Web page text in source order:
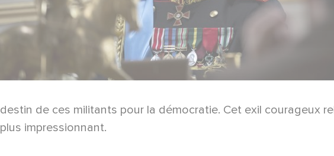
destin de ces militants pour la démocratie. Cet exil courageux
plus impressionnant.